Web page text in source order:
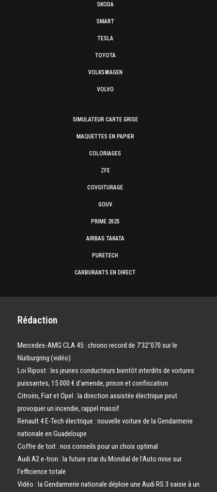
SKODA
SMART
TESLA
TOYOTA
VOLKSWAGEN
VOLVO
SIMULATEUR CARTE GRISE
MAQUETTES EN PAPIER
COLORIAGES
ZFE
COVOITURAGE
GOUV
PRIME 2025
AIRBAG TAKATA
PURETECH
CARBURANTS EN DIRECT
Rédaction
Mercedes-AMG CLA 45 : chrono record de 7’32″070 sur le
Nürburgring (vidéo)
Loi Ripost : les jeunes conducteurs bientôt interdits de voitures
puissantes, 15 000 € d’amende, prison et confiscation
Citroën, Fiat et Opel : la direction assistée électrique peut
provoquer un incendie, rappel massif
Renault 4 E-Tech électrique : nouvelle voiture de la Gendarmerie
nationale en Guadeloupe
Coffre de toit : nos conseils pour un choix optimal
Audi A2 e-tron : la future star du Mondial de l’Auto mise sur
l’efficience totale
Vidéo : la Gendarmerie nationale déploie une Audi RS 3 saisie à un